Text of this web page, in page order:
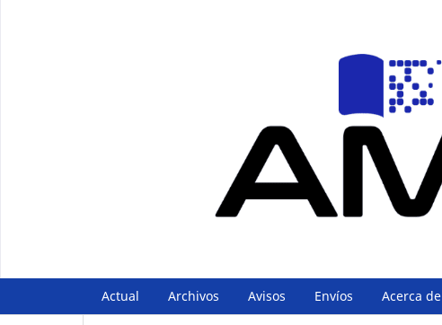
Actual Archivos Avisos Envíos Acerca de